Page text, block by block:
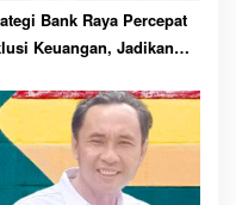
Bank Raya Percepat
Keuangan, Jadikan
Raya Poin Flash Sale